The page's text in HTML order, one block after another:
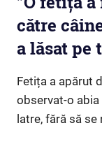
către
a lăsat pe
Fetița a apărut
observat-o abia
latre, fără să se